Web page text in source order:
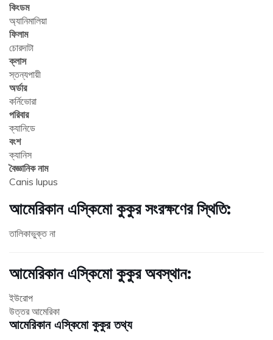
কিংডম
অ্যানিমালিয়া
ফিলাম
চোরদাটা
ক্লাস
স্তন্যপায়ী
অর্ডার
কর্নিভোরা
পরিবার
ক্যানিডে
বংশ
ক্যানিস
বৈজ্ঞানিক নাম
Canis lupus
আমেরিকান এস্কিমো কুকুর সংরক্ষণের স্থিতি:
তালিকাভুক্ত না
আমেরিকান এস্কিমো কুকুর অবস্থান:
ইউরোপ
উত্তর আমেরিকা
আমেরিকান এস্কিমো কুকুর তথ্য